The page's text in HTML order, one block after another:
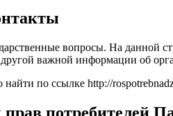
вопросы. На данной
важной информации об
найти по ссылке http://
потребителей